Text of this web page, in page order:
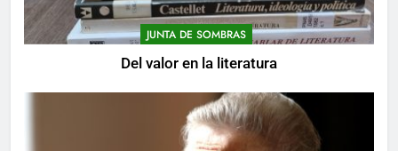
JUNTA DE SOMBRAS
Del valor en la literatura